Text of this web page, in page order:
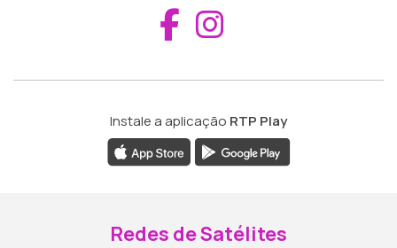
Aceder ao
Instale a aplicação RTP Play
Redes de Satélites